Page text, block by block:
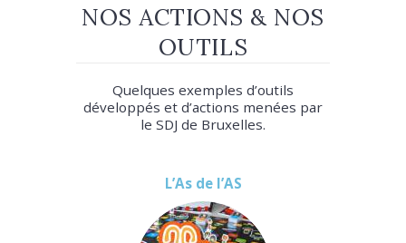
NOS ACTIONS & NOS
OUTILS
Quelques exemples d’outils
développés et d’actions menées par
le SDJ de Bruxelles.
L’As de l’AS